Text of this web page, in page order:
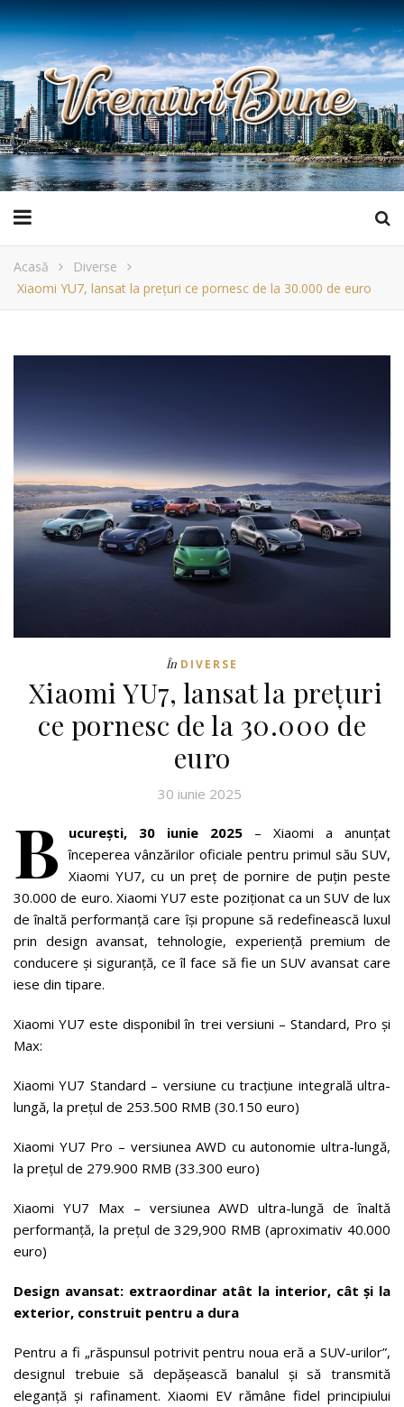
Acasă
Diverse
Xiaomi YU7, lansat la prețuri ce pornesc de la 30.000 de euro
În DIVERSE
Xiaomi YU7, lansat la prețuri
ce pornesc de la 30.000 de
euro
30 iunie 2025
B ucurești, 30 iunie 2025 – Xiaomi a anunțat
începerea vânzărilor oficiale pentru primul său SUV,
Xiaomi YU7, cu un preț de pornire de puțin peste
30.000 de euro. Xiaomi YU7 este poziționat ca un SUV de lux
de înaltă performanță care își propune să redefinească luxul
prin design avansat, tehnologie, experiență premium de
conducere și siguranță, ce îl face să fie un SUV avansat care
iese din tipare.
Xiaomi YU7 este disponibil în trei versiuni – Standard, Pro și
Max:
Xiaomi YU7 Standard – versiune cu tracțiune integrală ultra-
lungă, la prețul de 253.500 RMB (30.150 euro)
Xiaomi YU7 Pro – versiunea AWD cu autonomie ultra-lungă,
la prețul de 279.900 RMB (33.300 euro)
Xiaomi YU7 Max – versiunea AWD ultra-lungă de înaltă
performanță, la prețul de 329,900 RMB (aproximativ 40.000
euro)
Design avansat: extraordinar atât la interior, cât și la
exterior, construit pentru a dura
Pentru a fi „răspunsul potrivit pentru noua eră a SUV-urilor”,
designul trebuie să depășească banalul și să transmită
eleganță și rafinament. Xiaomi EV rămâne fidel principiului